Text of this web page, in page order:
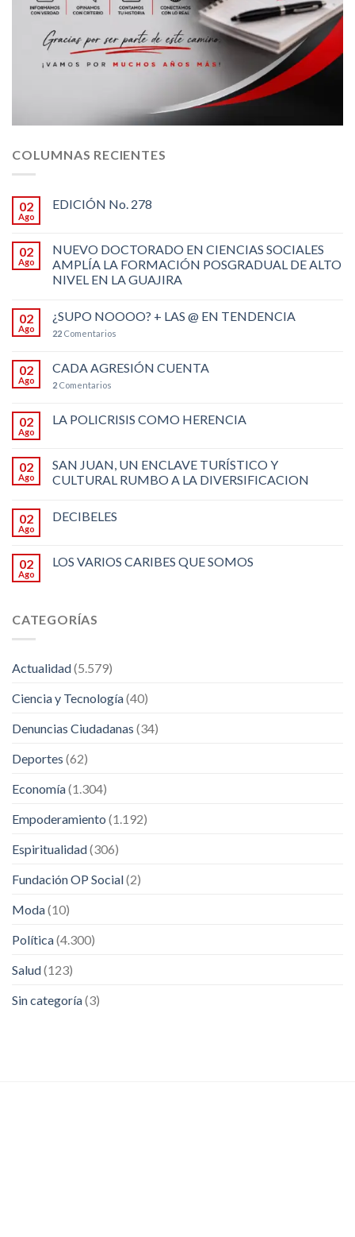
COLUMNAS RECIENTES
02
Ago
EDICIÓN No. 278
02
Ago
NUEVO DOCTORADO EN CIENCIAS SOCIALES
AMPLÍA LA FORMACIÓN POSGRADUAL DE ALTO
NIVEL EN LA GUAJIRA
02
Ago
¿SUPO NOOOO? + LAS @ EN TENDENCIA
22 Comentarios
02
Ago
CADA AGRESIÓN CUENTA
2 Comentarios
02
Ago
LA POLICRISIS COMO HERENCIA
02
Ago
SAN JUAN, UN ENCLAVE TURÍSTICO Y
CULTURAL RUMBO A LA DIVERSIFICACION
02
Ago
DECIBELES
02
Ago
LOS VARIOS CARIBES QUE SOMOS
CATEGORÍAS
Actualidad(5.579)
Ciencia y Tecnología(40)
Denuncias Ciudadanas (34)
Deportes (62)
Economía(1.304)
Empoderamiento (1.192)
Espiritualidad(306)
Fundación OP Social(2)
Moda(10)
Política(4.300)
Salud(123)
Sin categoría(3)